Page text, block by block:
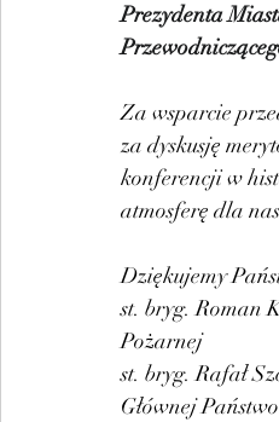
Prezydenta
Za wsparcie
za dyskusję
konferencji w
atmosferę dla
Dziękujemy
st. bryg. Roman
Pożarnej
st. bryg. Rafał
Głównej